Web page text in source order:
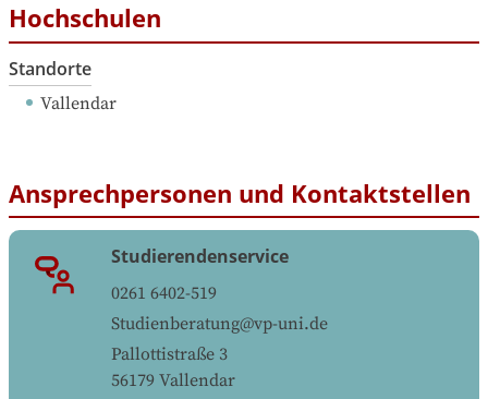
Hochschulen
Standorte
Vallendar
Ansprechpersonen und Kontaktstellen
Studierendenservice
0261 6402-519
Studienberatung@vp-uni.de
Pallottistraße 3
56179 Vallendar